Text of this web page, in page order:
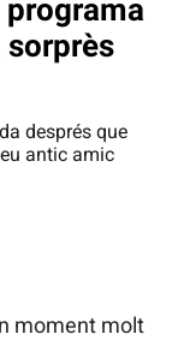
programa
sorprès
després que
antic amic
moment molt